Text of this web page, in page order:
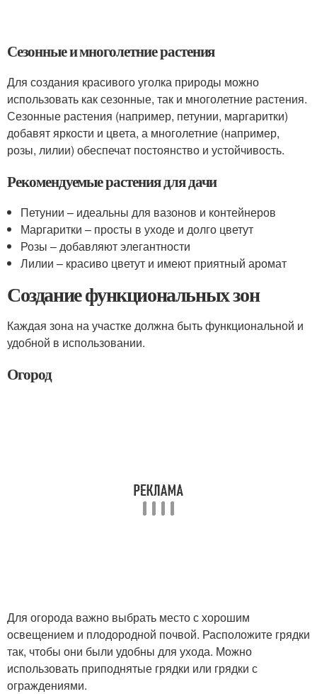
Сезонные и многолетние растения
Для создания красивого уголка природы можно
использовать как сезонные, так и многолетние растения.
Сезонные растения (например, петунии, маргаритки)
добавят яркости и цвета, а многолетние (например,
розы, лилии) обеспечат постоянство и устойчивость.
Рекомендуемые растения для дачи
Петунии – идеальны для вазонов и контейнеров
Маргаритки – просты в уходе и долго цветут
Розы – добавляют элегантности
Лилии – красиво цветут и имеют приятный аромат
Создание функциональных зон
Каждая зона на участке должна быть функциональной и
удобной в использовании.
Огород
Для огорода важно выбрать место с хорошим
освещением и плодородной почвой. Расположите грядки
так, чтобы они были удобны для ухода. Можно
использовать приподнятые грядки или грядки с
ограждениями.